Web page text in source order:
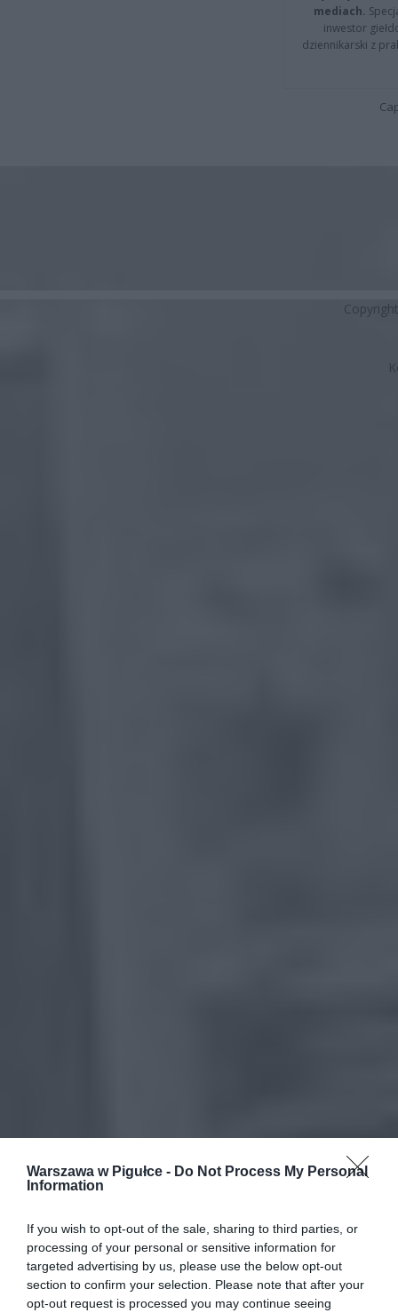
Warszawa w Pigułce - Do Not Process My Personal
Information
If you wish to opt-out of the sale, sharing to third parties, or
processing of your personal or sensitive information for
targeted advertising by us, please use the below opt-out
section to confirm your selection. Please note that after your
opt-out request is processed you may continue seeing
mediach.
inwestor
dziennikarski z